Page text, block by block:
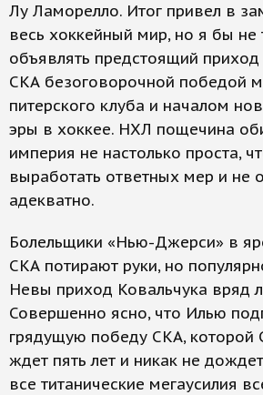
Лу Ламорелло. Итог привел в
весь хоккейный мир, но я бы не
объявлять предстоящий
СКА безоговорочной победой
питерского клуба и началом
эры в хоккее. НХЛ пощечина
империя не настолько проста,
выработать ответных мер и не
адекватно.
Болельщики «Нью-Джерси» в
СКА потирают руки, но
Невы приход Ковальчука вряд
Совершенно ясно, что Илью
грядущую победу СКА, которой
ждет пять лет и никак не
все титанические мегаусилия